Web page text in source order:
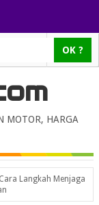
MOTOR, HARGA
Langkah Menjaga